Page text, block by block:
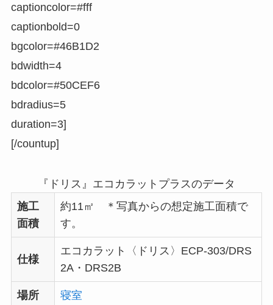
captioncolor=#fff
captionbold=0
bgcolor=#46B1D2
bdwidth=4
bdcolor=#50CEF6
bdradius=5
duration=3]
[/countup]
『ドリス』エコカラットプラスのデータ
施工
面積
約11㎡
＊写真からの想定施工面積で
す。
仕様
エコカラット〈ドリス〉ECP-303/DRS
2A・DRS2B
場所 寝室